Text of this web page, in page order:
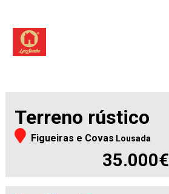
Terreno rústico
Figueiras e Covas Lousada
35.000€